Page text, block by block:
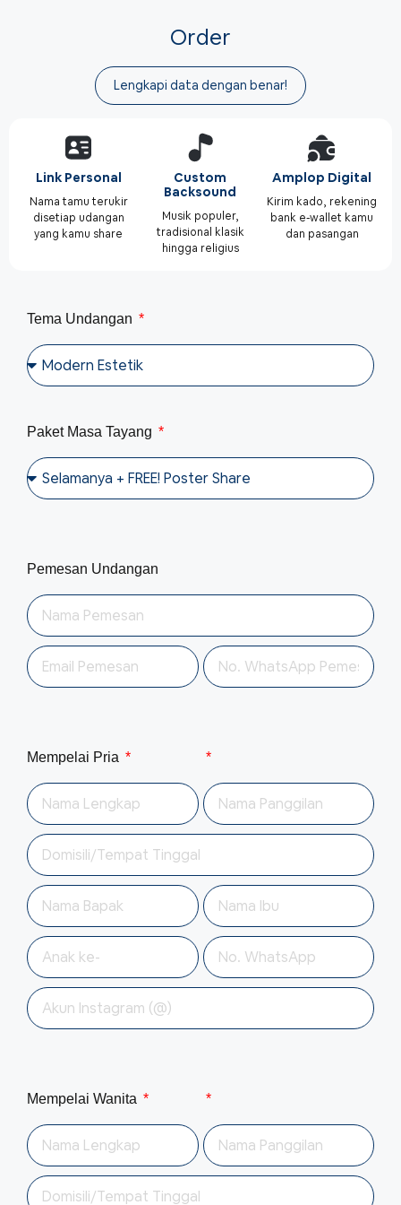
Order
Lengkapi data dengan benar!
Link Personal
Nama tamu terukir
disetiap udangan
yang kamu share
Custom
Backsound
Musik populer,
tradisional klasik
hingga religius
Amplop Digital
Kirim kado, rekening
bank e-wallet kamu
dan pasangan
Tema Undangan
Paket Masa Tayang
Pemesan Undangan
Mempelai Pria
Mempelai Wanita